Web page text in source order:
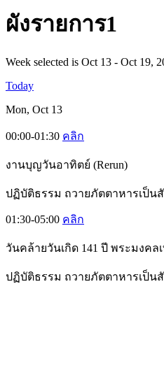
ผังรายการ1
Week selected is Oct 13 - Oct 19,
Today
Mon, Oct 13
00:00-01:30 คลิก
งานบุญวันอาทิตย์ (Rerun)
ปฏิบัติธรรม ถวายภัตตาหารเป็น
01:30-05:00 คลิก
วันคล้ายวันเกิด 141 ปี พระมงคล
ปฏิบัติธรรม ถวายภัตตาหารเป็น